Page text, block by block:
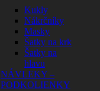
Kukly
Nákrčníky
Masky
Šatky na krk
Šatky na
hlavu
NÁVLEKY –
PODKOLIENKY